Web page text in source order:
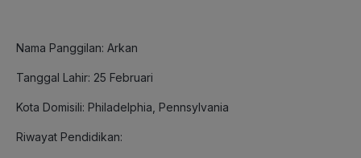
Nama Panggilan: Arkan
Tanggal Lahir: 25 Februari
Kota Domisili: Philadelphia, Pennsylvania
Riwayat Pendidikan: